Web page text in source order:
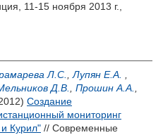
11-15 ноября 2013 г.,
Л.С. Лупян Е.А.
Д.В. Прошин А.А.
Создание
мониторинг
и Курил" // Современные